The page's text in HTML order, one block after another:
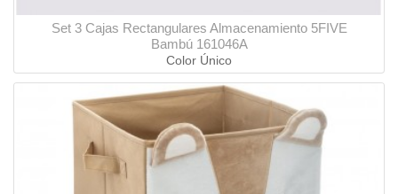
Set 3 Cajas Rectangulares Almacenamiento 5FIVE
Bambú 161046A
Color Único